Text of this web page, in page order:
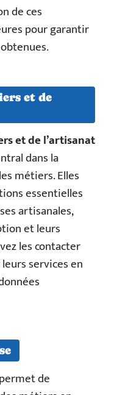
de ces
pour garantir
et de
et de l’artisanat
dans la
métiers. Elles
essentielles
artisanales,
et leurs
les contacter
services en
permet de